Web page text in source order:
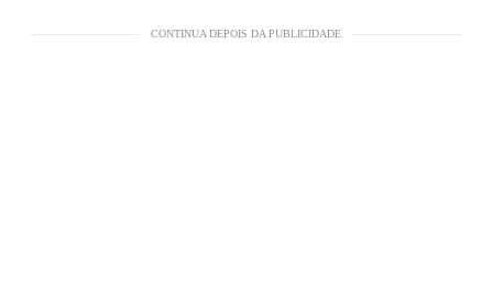
CONTINUA DEPOIS DA PUBLICIDADE